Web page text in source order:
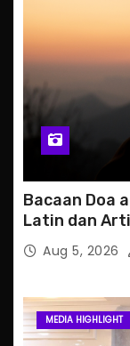
Bacaan Doa
Latin dan Arti
Aug 5, 2026
MEDIA HIGHLIGHT